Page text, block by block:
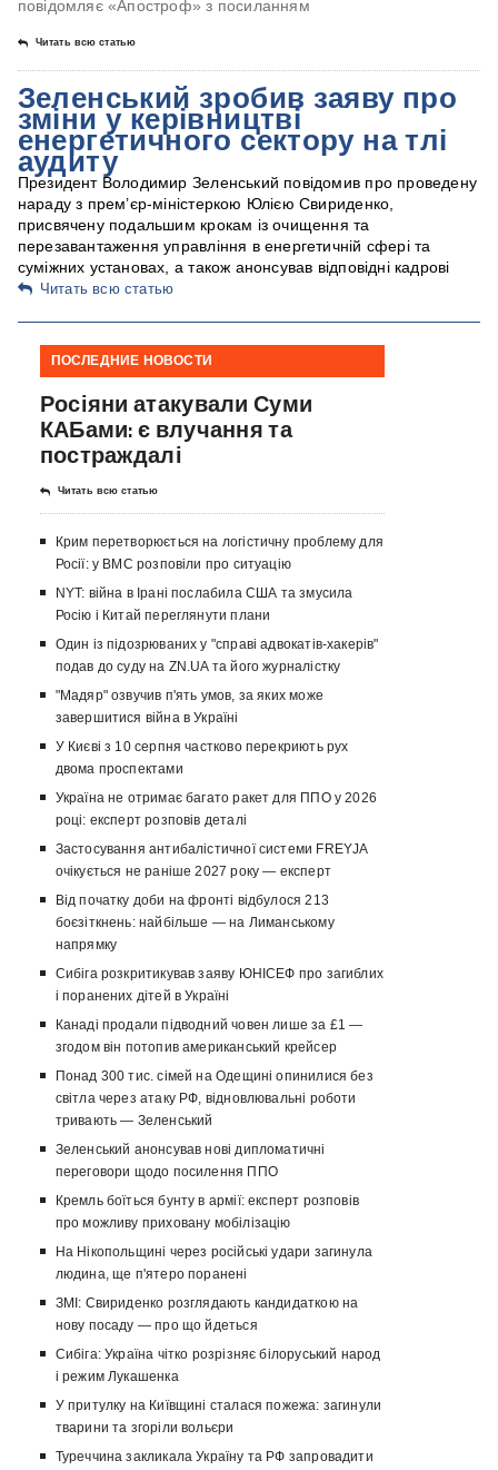
повідомляє «Апостроф» з посиланням
Читать всю статью
Зеленський зробив заяву про
зміни у керівництві
енергетичного сектору на тлі
аудиту
Президент Володимир Зеленський повідомив про проведену
нараду з прем’єр-міністеркою Юлією Свириденко,
присвячену подальшим крокам із очищення та
перезавантаження управління в енергетичній сфері та
суміжних установах, а також анонсував відповідні кадрові
Читать всю статью
ПОСЛЕДНИЕ НОВОСТИ
Росіяни атакували Суми
КАБами: є влучання та
постраждалі
Читать всю статью
Крим перетворюється на логістичну проблему для
Росії: у ВМС розповіли про ситуацію
NYT: війна в Ірані послабила США та змусила
Росію і Китай переглянути плани
Один із підозрюваних у "справі адвокатів-хакерів"
подав до суду на ZN.UA та його журналістку
"Мадяр" озвучив п'ять умов, за яких може
завершитися війна в Україні
У Києві з 10 серпня частково перекриють рух
двома проспектами
Україна не отримає багато ракет для ППО у 2026
році: експерт розповів деталі
Застосування антибалістичної системи FREYJA
очікується не раніше 2027 року — експерт
Від початку доби на фронті відбулося 213
боєзіткнень: найбільше — на Лиманському
напрямку
Сибіга розкритикував заяву ЮНІСЕФ про загиблих
і поранених дітей в Україні
Канаді продали підводний човен лише за £1 —
згодом він потопив американський крейсер
Понад 300 тис. сімей на Одещині опинилися без
світла через атаку РФ, відновлювальні роботи
тривають — Зеленський
Зеленський анонсував нові дипломатичні
переговори щодо посилення ППО
Кремль боїться бунту в армії: експерт розповів
про можливу приховану мобілізацію
На Нікопольщині через російські удари загинула
людина, ще п'ятеро поранені
ЗМІ: Свириденко розглядають кандидаткою на
нову посаду — про що йдеться
Сибіга: Україна чітко розрізняє білоруський народ
і режим Лукашенка
У притулку на Київщині сталася пожежа: загинули
тварини та згоріли вольєри
Туреччина закликала Україну та РФ запровадити